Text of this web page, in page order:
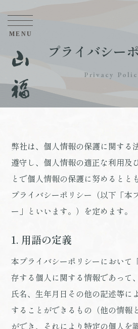
プライバシー
Privacy
弊社は、個人情報の保護に関する
遵守し、個人情報の適正な利用及
とで個人情報の保護に努めるとと
プライバシーポリシー（以下「本
ー」といいます。）を定めます。
1. 用語の定義
本プライバシーポリシーにおいて
存する個人に関する情報であって
氏名、生年月日その他の記述等に
することができるもの（他の情報
ができ、それにより特定の個人を